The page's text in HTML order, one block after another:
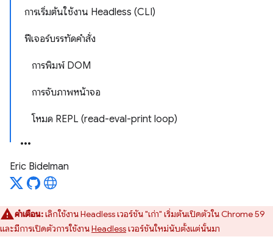
การเริ่มต้นใช้งาน Headless (CLI)
ฟีเจอร์บรรทัดคำสั่ง
การพิมพ์ DOM
การจับภาพหน้าจอ
โหมด REPL (read-eval-print loop)
Eric Bidelman
คำเตือน:เลิกใช้งาน Headless เวอร์ชัน "เก่า" เริ่มต้นเปิดตัวใน Chrome 59
และมีการเปิดตัวการใช้งานHeadlessเวอร์ชันใหม่นับตั้งแต่นั้นมา